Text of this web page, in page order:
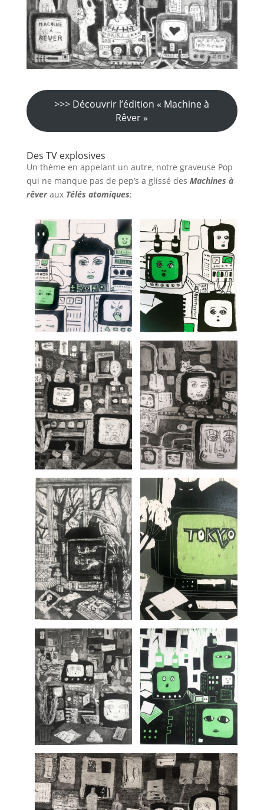
>>> Découvrir l’édition « Machine à
Rêver »
Des TV explosives
Un thème en appelant un autre, notre graveuse Pop
qui ne manque pas de pep’s a glissé des Machines à
rêveraux Télés atomiques: